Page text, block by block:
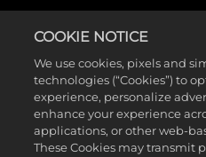
Presume del progreso de
de tu clasificación en el
la pista, de tu nivel de
como de tu Tarjeta de
en tu Panel de jugador
caminas por el Parque de
JUGADOR.
COOKIE NOTICE
We use cookies, pixels and
technologies (“Cookies”) to
experience, personalize
enhance your experience
applications, or other web-
These Cookies may transmit